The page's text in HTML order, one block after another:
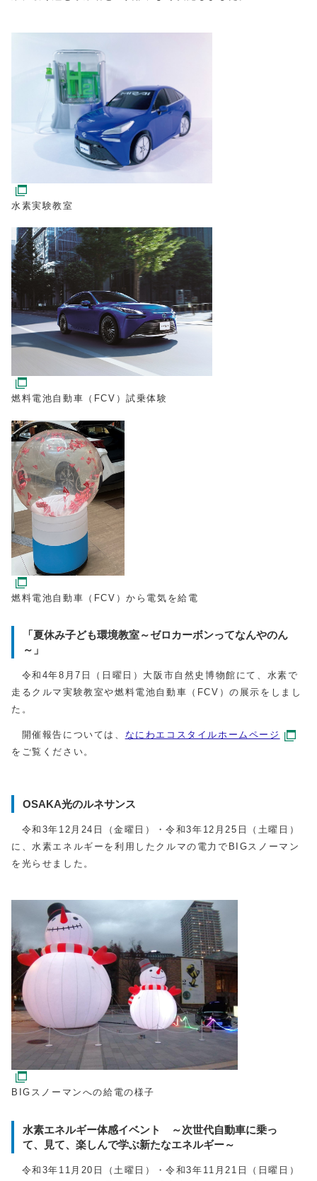
水素実験教室
燃料電池自動車（FCV）試乗体験
燃料電池自動車（FCV）から電気を給電
「夏休み子ども環境教室～ゼロカーボンってなんやのん
～」
令和4年8月7日（日曜日）大阪市自然史博物館にて、水素で
走るクルマ実験教室や燃料電池自動車（FCV）の展示をしまし
た。
開催報告については、 なにわエコスタイルホームページ
をご覧ください。
OSAKA光のルネサンス
令和3年12月24日（金曜日）・令和3年12月25日（土曜日）
に、水素エネルギーを利用したクルマの電力でBIGスノーマン
を光らせました。
BIGスノーマンへの給電の様子
水素エネルギー体感イベント ～次世代自動車に乗っ
て、見て、楽しんで学ぶ新たなエネルギー～
令和3年11月20日（土曜日）・令和3年11月21日（日曜日）